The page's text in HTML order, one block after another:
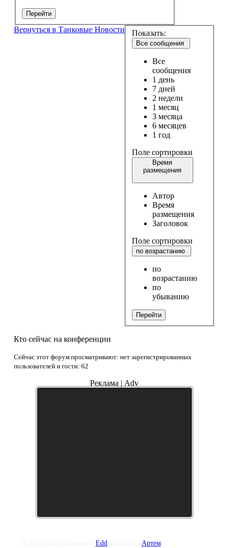
Перейти
Вернуться в Танковые Новости Показать:
Все сообщения
Все
сообщения
1 день
7 дней
2 недели
1 месяц
3 месяца
6 месяцев
1 год
Поле сортировки
Время
размещения
Автор
Время
размещения
Заголовок
Поле сортировки
по возрастанию
по
возрастанию
по
убыванию
Перейти
Кто сейчас на конференции
Сейчас этот форум просматривают: нет зарегистрированных
пользователей и гости: 62
Реклама | Adv
Edd, Дизайн - Артем